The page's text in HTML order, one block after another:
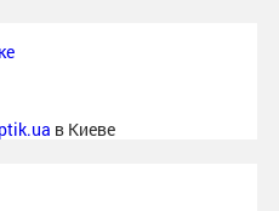
в Киеве